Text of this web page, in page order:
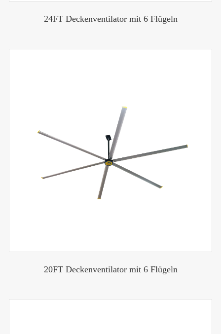
24FT Deckenventilator mit 6 Flügeln
20FT Deckenventilator mit 6 Flügeln